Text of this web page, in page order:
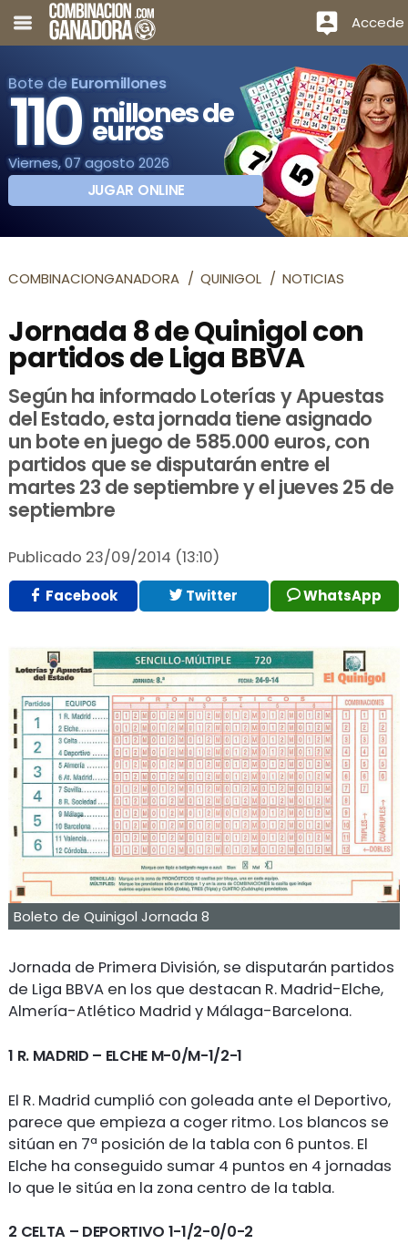
Accede
Bote de Euromillones
110 millones de
euros
Viernes, 07 agosto 2026
JUGAR ONLINE
COMBINACIONGANADORA QUINIGOL NOTICIAS
Jornada 8 de Quinigol con
partidos de Liga BBVA
Según ha informado Loterías y Apuestas
del Estado, esta jornada tiene asignado
un bote en juego de 585.000 euros, con
partidos que se disputarán entre el
martes 23 de septiembre y el jueves 25 de
septiembre
Publicado 23/09/2014 (13:10)
Facebook Twitter WhatsApp
Boleto de Quinigol Jornada 8
Jornada de Primera División, se disputarán partidos
de Liga BBVA en los que destacan R. Madrid-Elche,
Almería-Atlético Madrid y Málaga-Barcelona.
1 R. MADRID – ELCHE M-0/M-1/2-1
El R. Madrid cumplió con goleada ante el Deportivo,
parece que empieza a coger ritmo. Los blancos se
sitúan en 7ª posición de la tabla con 6 puntos. El
Elche ha conseguido sumar 4 puntos en 4 jornadas
lo que le sitúa en la zona centro de la tabla.
2 CELTA – DEPORTIVO 1-1/2-0/0-2